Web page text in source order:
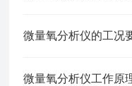
微量氧分析仪的工况
微量氧分析仪工作原